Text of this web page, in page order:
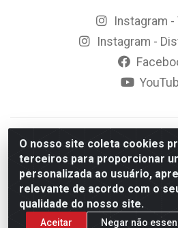
O nosso site coleta cookies
terceiros para proporcionar
personalizada ao usuário,
relevante de acordo com o
qualidade do nosso site.
Aceitar Negar não
Instagram
Instagram -
© 2023 Rally Motos - todos os
Razão Social: Rally motos
transportadora de peças LTDA -
Rua Vigário Calixto 2900 -